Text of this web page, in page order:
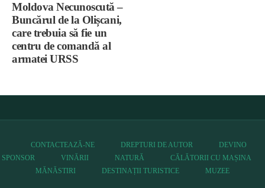
Moldova Necunoscută –
Buncărul de la Olișcani,
care trebuia să fie un
centru de comandă al
armatei URSS
CONTACTEAZĂ-NE DREPTURI DE AUTOR
DEVINO
SPONSOR
VINĂRII NATURĂ
CĂLĂTORII CU MAȘINA
MĂNĂSTIRI
DESTINAȚII TURISTICE MUZEE